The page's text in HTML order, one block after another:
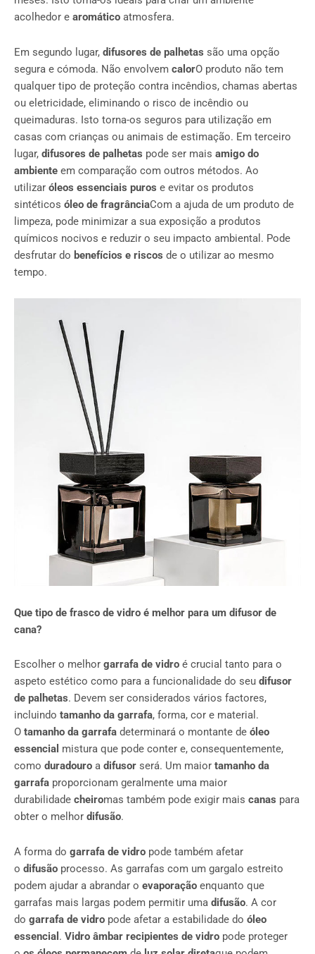
acolhedor e aromático atmosfera.
Em segundo lugar, difusores de palhetas são uma opção
segura e cómoda. Não envolvem calorO produto não tem
qualquer tipo de proteção contra incêndios, chamas abertas
ou eletricidade, eliminando o risco de incêndio ou
queimaduras. Isto torna-os seguros para utilização em
casas com crianças ou animais de estimação. Em terceiro
lugar, difusores de palhetas pode ser mais amigo do
ambiente em comparação com outros métodos. Ao
utilizar óleos essenciais puros e evitar os produtos
sintéticos óleo de fragrânciaCom a ajuda de um produto de
limpeza, pode minimizar a sua exposição a produtos
químicos nocivos e reduzir o seu impacto ambiental. Pode
desfrutar do benefícios e riscos de o utilizar ao mesmo
tempo.
Que tipo de frasco de vidro é melhor para um difusor de
cana?
Escolher o melhor garrafa de vidro é crucial tanto para o
aspeto estético como para a funcionalidade do seu difusor
de palhetas. Devem ser considerados vários factores,
incluindo tamanho da garrafa, forma, cor e material.
O tamanho da garrafa determinará o montante de óleo
essencial mistura que pode conter e, consequentemente,
como duradouro a difusor será. Um maior tamanho da
garrafa proporcionam geralmente uma maior
durabilidade cheiromas também pode exigir mais canas para
obter o melhor difusão.
A forma do garrafa de vidro pode também afetar
o difusão processo. As garrafas com um gargalo estreito
podem ajudar a abrandar o evaporação enquanto que
garrafas mais largas podem permitir uma difusão. A cor
do garrafa de vidro pode afetar a estabilidade do óleo
essencial . Vidro âmbar recipientes de vidro pode proteger